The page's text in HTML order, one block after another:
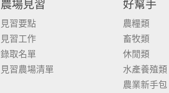
農場見習
見習要點
見習工作
錄取名單
見習農場清單
好幫手
農糧類
畜牧類
休閒類
水產養殖類
農業新手包